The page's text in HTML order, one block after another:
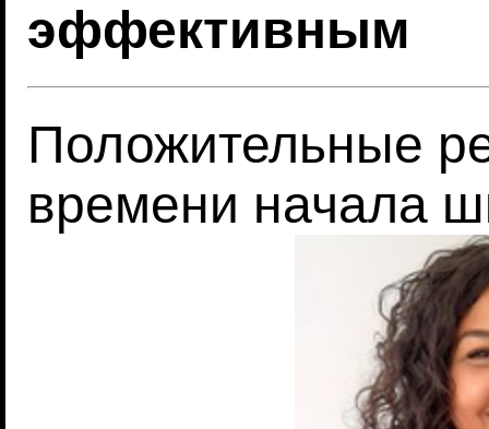
эффективным
Положительные
времени начала